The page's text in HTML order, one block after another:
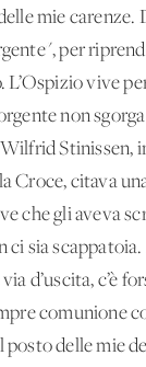
mie carenze.
per
L’Ospizio vive
non
Stinissen,
Croce, citava
che gli aveva
ci sia
d’uscita, c’è
comunione
posto delle mie